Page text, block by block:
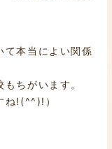
て本当によい関係
ちがいます。
ね!(^^)!）